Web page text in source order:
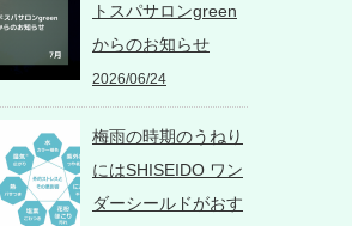
トスパサロンgreen
からのお知らせ
2026/06/24
梅雨の時期のうねり
にはSHISEIDO ワン
ダーシールドがおす